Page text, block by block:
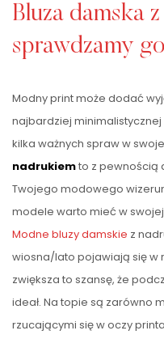
Bluza damska
sprawdzamy
Modny print może dodać
najbardziej
kilka ważnych spraw w
nadrukiemto z pewnością
Twojego modowego
modele warto mieć w
Modne bluzy damskie z
wiosna/lato pojawiają się w
zwiększa to szansę, że
ideał. Na topie są zarówno
rzucającymi się w oczy